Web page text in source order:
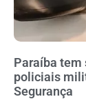
Paraíba tem
policiais
Segurança